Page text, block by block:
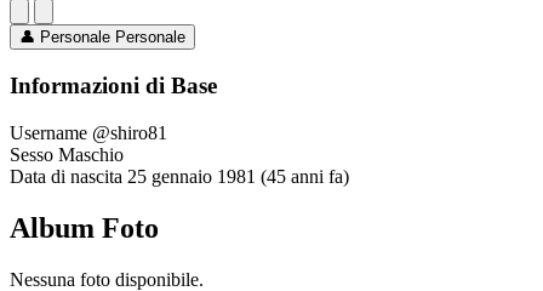
👤 Personale Personale
Informazioni di Base
Username @shiro81
Sesso Maschio
Data di nascita 25 gennaio 1981 (45 anni fa)
Album Foto
Nessuna foto disponibile.